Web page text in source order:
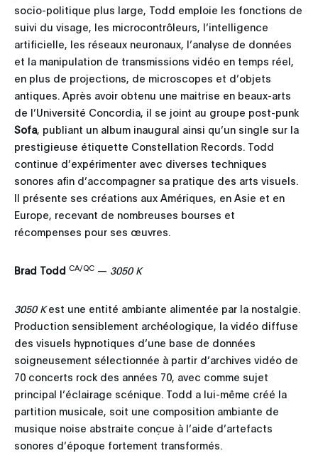
socio-politique plus large, Todd emploie les fonctions de
suivi du visage, les microcontrôleurs, l’intelligence
artificielle, les réseaux neuronaux, l’analyse de données
et la manipulation de transmissions vidéo en temps réel,
en plus de projections, de microscopes et d’objets
antiques. Après avoir obtenu une maitrise en beaux-arts
de l’Université Concordia, il se joint au groupe post-punk
Sofa, publiant un album inaugural ainsi qu’un single sur la
prestigieuse étiquette Constellation Records. Todd
continue d’expérimenter avec diverses techniques
sonores afin d’accompagner sa pratique des arts visuels.
Il présente ses créations aux Amériques, en Asie et en
Europe, recevant de nombreuses bourses et
récompenses pour ses œuvres.
Brad Todd CA/QC — 3050 K
3050 Kest une entité ambiante alimentée par la nostalgie.
Production sensiblement archéologique, la vidéo diffuse
des visuels hypnotiques d’une base de données
soigneusement sélectionnée à partir d’archives vidéo de
70 concerts rock des années 70, avec comme sujet
principal l’éclairage scénique. Todd a lui-même créé la
partition musicale, soit une composition ambiante de
musique noise abstraite conçue à l’aide d’artefacts
sonores d’époque fortement transformés.